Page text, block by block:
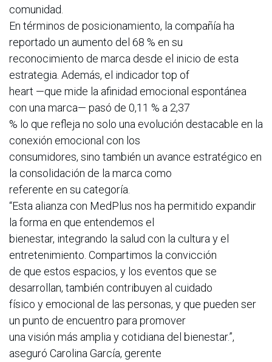
comunidad.
En términos de posicionamiento, la compañía ha
reportado un aumento del 68 % en su
reconocimiento de marca desde el inicio de esta
estrategia. Además, el indicador top of
heart —que mide la afinidad emocional espontánea
con una marca— pasó de 0,11 % a 2,37
% lo que refleja no solo una evolución destacable en la
conexión emocional con los
consumidores, sino también un avance estratégico en
la consolidación de la marca como
referente en su categoría.
“Esta alianza con MedPlus nos ha permitido expandir
la forma en que entendemos el
bienestar, integrando la salud con la cultura y el
entretenimiento. Compartimos la convicción
de que estos espacios, y los eventos que se
desarrollan, también contribuyen al cuidado
físico y emocional de las personas, y que pueden ser
un punto de encuentro para promover
una visión más amplia y cotidiana del bienestar.”,
aseguró Carolina García, gerente